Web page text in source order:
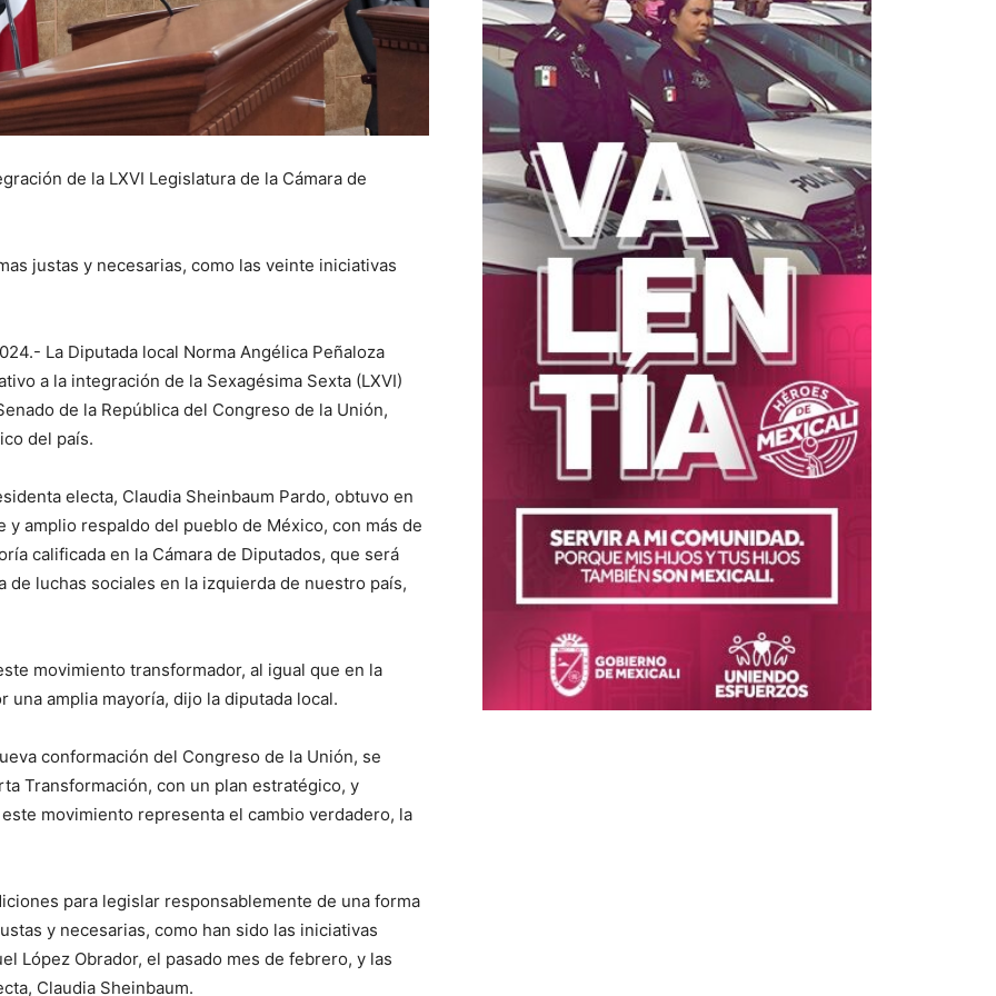
de la LXVI Legislatura de la Cámara de
justas y necesarias, como las veinte iniciativas
La Diputada local Norma Angélica Peñaloza
a la integración de la Sexagésima Sexta (LXVI)
de la República del Congreso de la Unión,
del país.
electa, Claudia Sheinbaum Pardo, obtuvo en
amplio respaldo del pueblo de México, con más de
calificada en la Cámara de Diputados, que será
luchas sociales en la izquierda de nuestro país,
movimiento transformador, al igual que en la
amplia mayoría, dijo la diputada local.
conformación del Congreso de la Unión, se
Transformación, con un plan estratégico, y
movimiento representa el cambio verdadero, la
para legislar responsablemente de una forma
y necesarias, como han sido las iniciativas
López Obrador, el pasado mes de febrero, y las
Claudia Sheinbaum.